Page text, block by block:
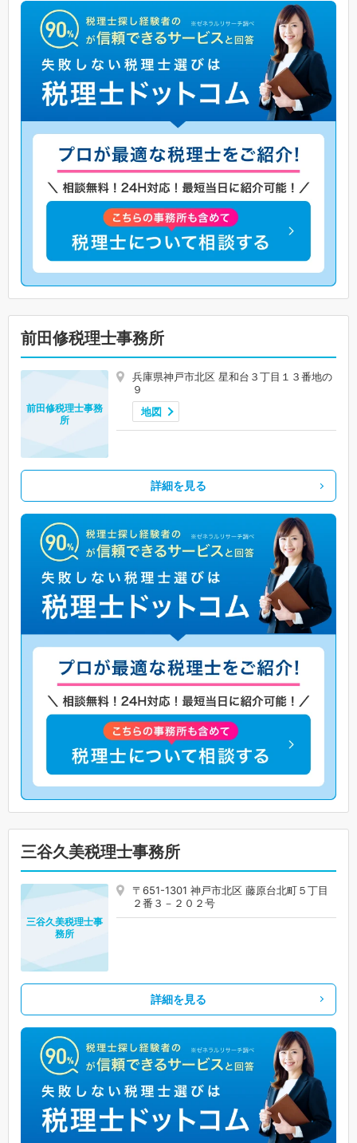
前田修税理士事務所
兵庫県神戸市北区 星和台３丁目１３番地の
９
地図
前田修税理士事務
所
詳細を見る
三谷久美税理士事務所
〒651-1301 神戸市北区 藤原台北町５丁目
２番３－２０２号
三谷久美税理士事
務所
詳細を見る